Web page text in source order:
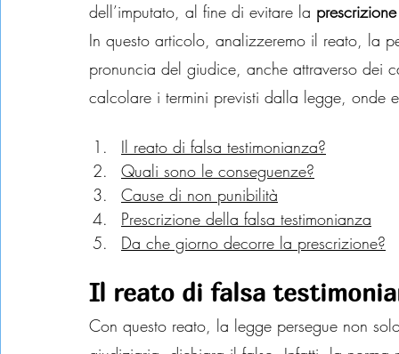
dell’imputato, al fine di evitare la
In questo articolo, analizzeremo il reato, la
pronuncia del giudice, anche attraverso dei
calcolare i termini previsti dalla legge, onde
Il reato di falsa testimonianza?
Quali sono le conseguenze?
Cause di non punibilità
Prescrizione della falsa testimonianza
Da che giorno decorre la prescrizione?
Il reato di falsa
Con questo reato, la legge persegue non